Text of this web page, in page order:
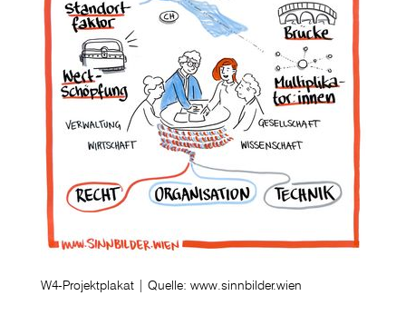
W4-Projektplakat | Quelle: www.sinnbilder.wien